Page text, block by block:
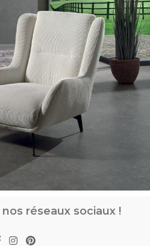
réseaux sociaux !